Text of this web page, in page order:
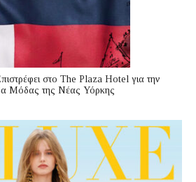
στο The Plaza Hotel για την
Μόδας της Νέας Υόρκης